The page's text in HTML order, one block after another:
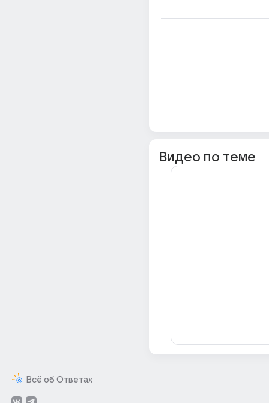
Всё об Ответах
Видео по теме